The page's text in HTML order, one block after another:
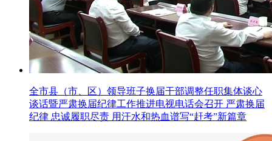
全市县（市、区）领导班子换届干部调整任职集体谈心
谈话暨严肃换届纪律工作推进电视电话会召开 严肃换届
纪律 忠诚履职尽责 用汗水和热血谱写“赶考”新篇章